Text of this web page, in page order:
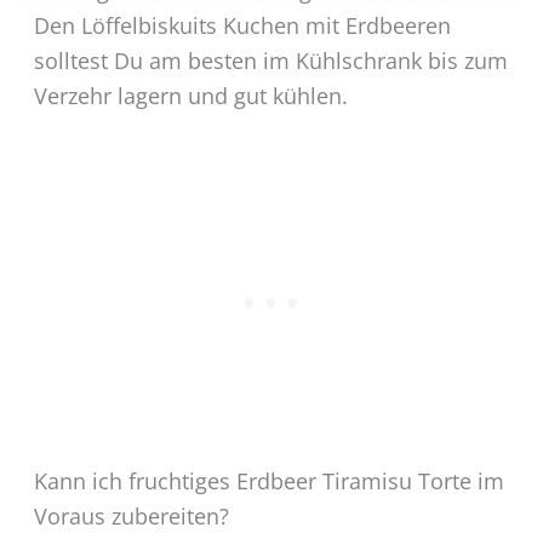
Den Löffelbiskuits Kuchen mit Erdbeeren
solltest Du am besten im Kühlschrank bis zum
Verzehr lagern und gut kühlen.
Kann ich fruchtiges Erdbeer Tiramisu Torte im
Voraus zubereiten?